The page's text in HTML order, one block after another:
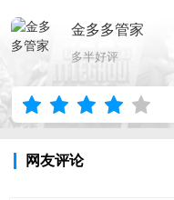
金多多管家
多半好评
网友评论